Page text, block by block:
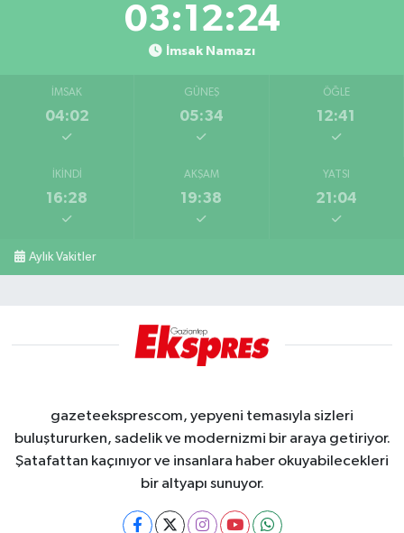
03:12:24
İmsak Namazı
İMSAK
04:02
GÜNEŞ
05:34
ÖĞLE
12:41
İKINDI
16:28
AKŞAM
19:38
YATSI
21:04
Aylık Vakitler
gazeteeksprescom, yepyeni temasıyla sizleri
buluştururken, sadelik ve modernizmi bir araya getiriyor.
Şatafattan kaçınıyor ve insanlara haber okuyabilecekleri
bir altyapı sunuyor.